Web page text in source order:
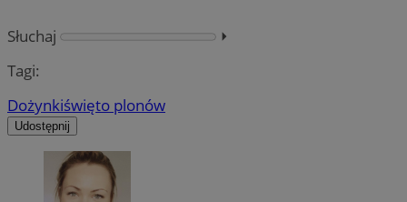
Słuchaj
⏵︎
Tagi:
Dożynkiświęto plonów
Udostępnij